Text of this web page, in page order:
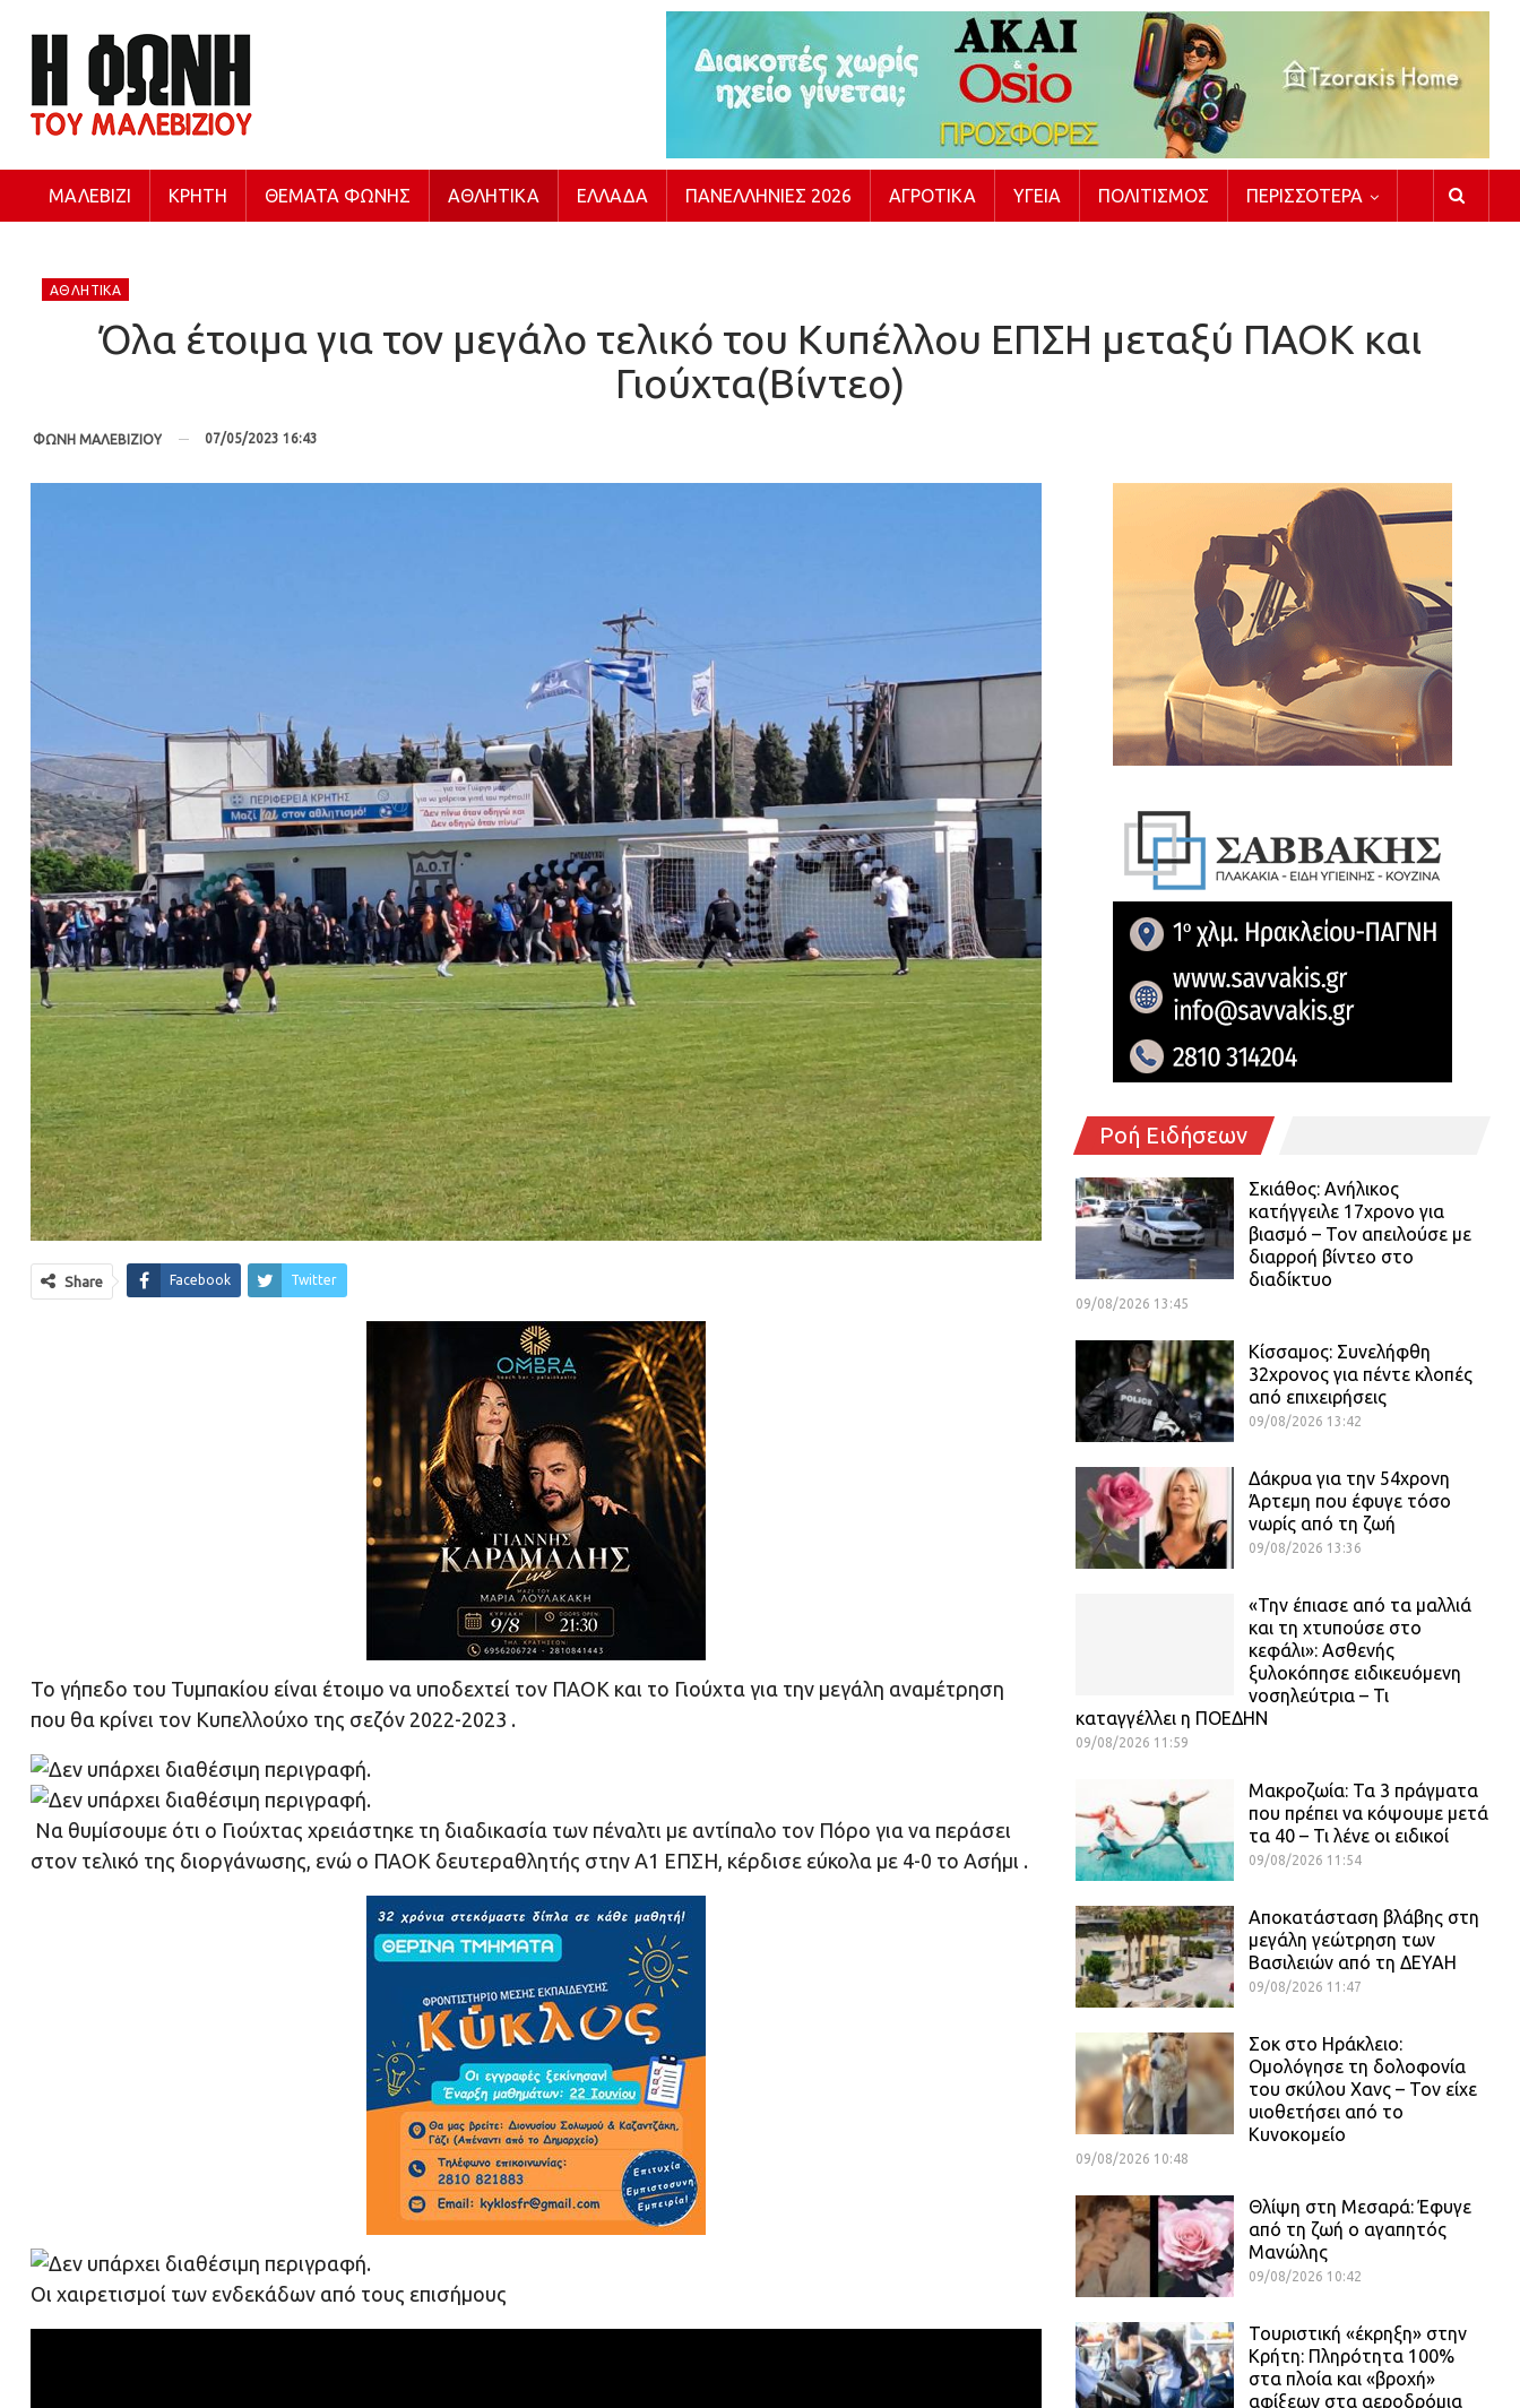
ΜΑΛΕΒΊΖΙ ΚΡΉΤΗ ΘΈΜΑΤΑ ΦΩΝΉΣ ΑΘΛΗΤΙΚΆ ΕΛΛΆΔΑ ΠΑΝΕΛΛΉΝΙΕΣ 2026 ΑΓΡΟΤΙΚΆ ΥΓΕΊΑ ΠΟΛΙΤΙΣΜΌΣ ΠΕΡΙΣΣΌΤΕΡΑ
ΑΘΛΗΤΙΚΆ
Όλα έτοιμα για τον μεγάλο τελικό του Κυπέλλου ΕΠΣΗ μεταξύ ΠΑΟΚ και
Γιούχτα(Βίντεο)
ΦΩΝΗ ΜΑΛΕΒΙΖΙΟΥ 07/05/2023 16:43
Share Facebook Twitter
Το γήπεδο του Τυμπακίου είναι έτοιμο να υποδεχτεί τον ΠΑΟΚ και το Γιούχτα για την μεγάλη αναμέτρηση
που θα κρίνει τον Κυπελλούχο της σεζόν 2022-2023 .
Να θυμίσουμε ότι ο Γιούχτας χρειάστηκε τη διαδικασία των πέναλτι με αντίπαλο τον Πόρο για να περάσει
στον τελικό της διοργάνωσης, ενώ ο ΠΑΟΚ δευτεραθλητής στην Α1 ΕΠΣΗ, κέρδισε εύκολα με 4-0 το Ασήμι .
Οι χαιρετισμοί των ενδεκάδων από τους επισήμους
Ροή Ειδήσεων
Σκιάθος: Ανήλικος
κατήγγειλε 17χρονο για
βιασμό – Τον απειλούσε με
διαρροή βίντεο στο
διαδίκτυο
09/08/2026 13:45
Κίσσαμος: Συνελήφθη
32χρονος για πέντε κλοπές
από επιχειρήσεις
09/08/2026 13:42
Δάκρυα για την 54χρονη
Άρτεμη που έφυγε τόσο
νωρίς από τη ζωή
09/08/2026 13:36
«Την έπιασε από τα μαλλιά
και τη χτυπούσε στο
κεφάλι»: Ασθενής
ξυλοκόπησε ειδικευόμενη
νοσηλεύτρια – Τι
καταγγέλλει η ΠΟΕΔΗΝ
09/08/2026 11:59
Μακροζωία: Τα 3 πράγματα
που πρέπει να κόψουμε μετά
τα 40 – Τι λένε οι ειδικοί
09/08/2026 11:54
Αποκατάσταση βλάβης στη
μεγάλη γεώτρηση των
Βασιλειών από τη ΔΕΥΑΗ
09/08/2026 11:47
Σοκ στο Ηράκλειο:
Ομολόγησε τη δολοφονία
του σκύλου Χανς – Τον είχε
υιοθετήσει από το
Κυνοκομείο
09/08/2026 10:48
Θλίψη στη Μεσαρά: Έφυγε
από τη ζωή ο αγαπητός
Μανώλης
09/08/2026 10:42
Τουριστική «έκρηξη» στην
Κρήτη: Πληρότητα 100%
στα πλοία και «βροχή»
αφίξεων στα αεροδρόμια